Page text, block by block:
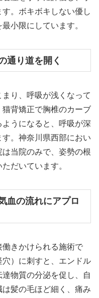
。ボキボキしない優し
小限にしています。
り道を開く
り、呼吸が浅くなって
背矯正で胸椎のカーブ
うになると、呼吸が深
。神奈川県西部におい
当院のみで、姿勢の根
だいています。
の流れにアプロ
きかけられる施術で
）に刺すと、エンドル
物質の分泌を促し、自
髪の毛ほど細く、痛み